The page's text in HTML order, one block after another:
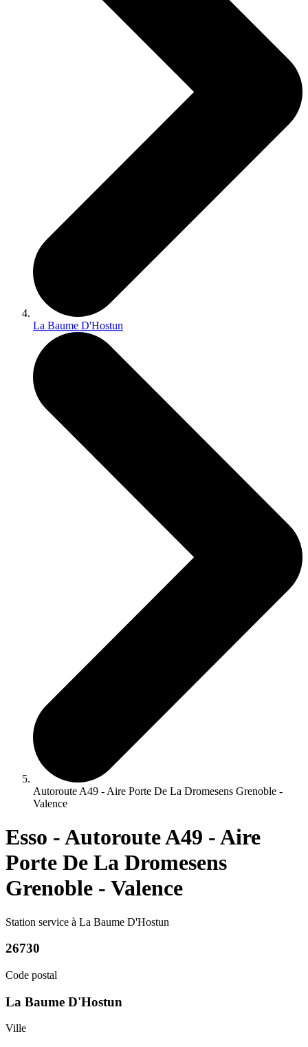
La Baume D'Hostun
Autoroute A49 - Aire Porte De La Dromesens Grenoble -
Valence
Esso - Autoroute A49 - Aire
Porte De La Dromesens
Grenoble - Valence
Station service à La Baume D'Hostun
26730
Code postal
La Baume D'Hostun
Ville